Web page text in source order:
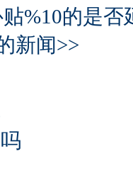
%10的是否
新闻>>